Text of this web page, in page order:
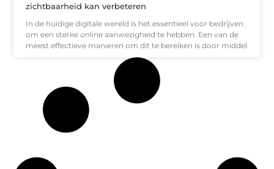
zichtbaarheid kan verbeteren
In de huidige digitale wereld is het essentieel voor bedrijven
om een sterke online aanwezigheid te hebben. Een van de
meest effectieve manieren om dit te bereiken is door middel